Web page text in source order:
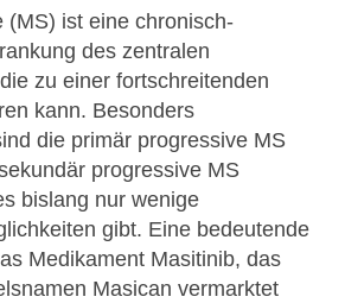
(MS) ist eine chronisch-
des zentralen
zu einer fortschreitenden
kann. Besonders
die primär progressive MS
progressive MS
bislang nur wenige
gibt. Eine bedeutende
Medikament Masitinib, das
Masican vermarktet